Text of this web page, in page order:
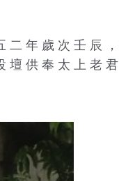
二 年 歲 次 壬 辰
壇 供 奉 太 上 老